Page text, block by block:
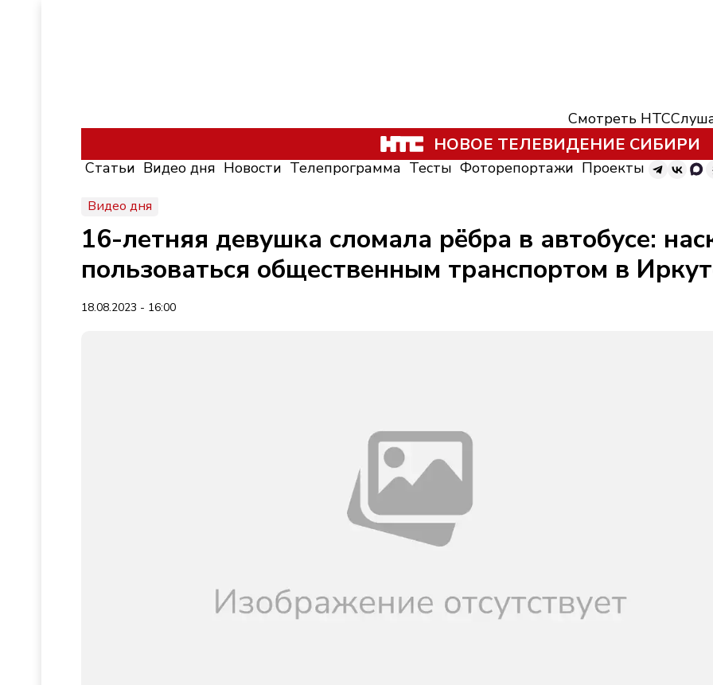
Смотреть НТС
НОВОЕ ТЕЛЕВИДЕНИЕ СИБИРИ
Статьи Видео дня Новости Телепрограмма Тесты Фоторепортажи Проекты
Видео дня
16-летняя девушка сломала рёбра в автобусе:
пользоваться общественным транспортом в
18.08.2023 - 16:00